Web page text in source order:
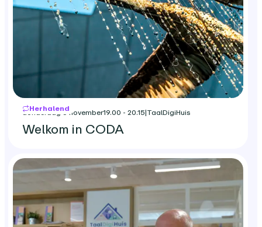
Herhalend
donderdag 5 november19.00 - 20.15|TaalDigiHuis
Welkom in CODA